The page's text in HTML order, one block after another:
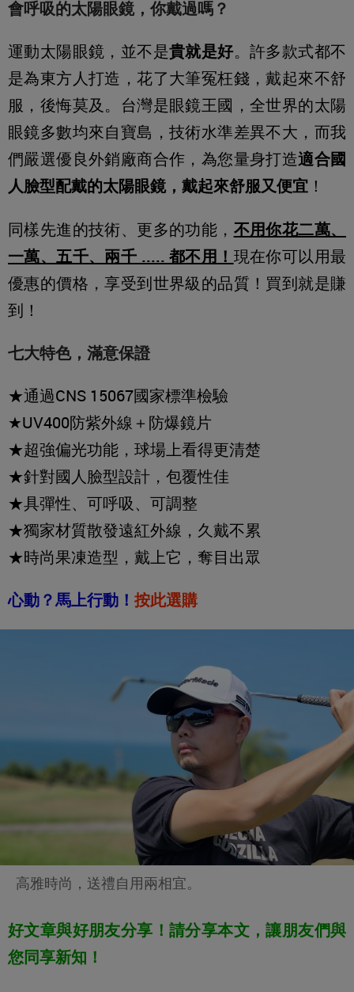
會呼吸的太陽眼鏡，你戴過嗎？
運動太陽眼鏡，並不是貴就是好。許多款式都不
是為東方人打造，花了大筆冤枉錢，戴起來不舒
服，後悔莫及。台灣是眼鏡王國，全世界的太陽
眼鏡多數均來自寶島，技術水準差異不大，而我
們嚴選優良外銷廠商合作，為您量身打造適合國
人臉型配戴的太陽眼鏡，戴起來舒服又便宜 ！
同樣先進的技術、更多的功能， 不用你花二萬、
一萬、五千、兩千 ..... 都不用！ 現在你可以用最
優惠的價格，享受到世界級的品質！買到就是賺
到！
七大特色，滿意保證
★通過CNS 15067國家標準檢驗
★UV400防紫外線＋防爆鏡片
★超強偏光功能，球場上看得更清楚
★針對國人臉型設計，包覆性佳
★具彈性、可呼吸、可調整
★獨家材質散發遠紅外線，久戴不累
★時尚果凍造型，戴上它，奪目出眾
心動？馬上行動！ 按此選購
高雅時尚，送禮自用兩相宜。
好文章與好朋友分享！請分享本文，讓朋友們與
您同享新知！